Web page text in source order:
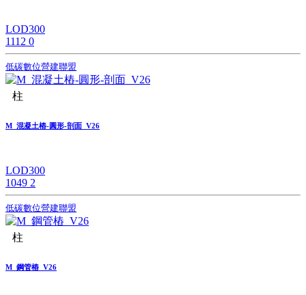
LOD300
1112 0
低碳數位營建聯盟
柱
M_混凝土樁-圓形-剖面_V26
LOD300
1049 2
低碳數位營建聯盟
柱
M_鋼管樁_V26